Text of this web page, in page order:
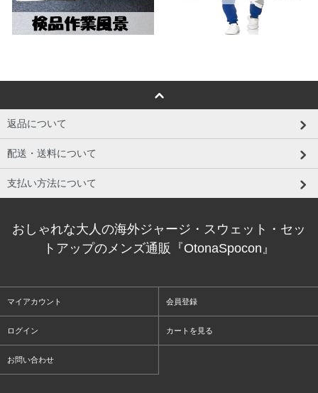
返品について
配送・送料について
支払い方法について
おしゃれな大人の海外ジャージ・スウェット・セッ
トアップのメンズ通販『OtonaSpocon』
マイアカウント 会員登録
ログイン カートを見る
お問い合わせ